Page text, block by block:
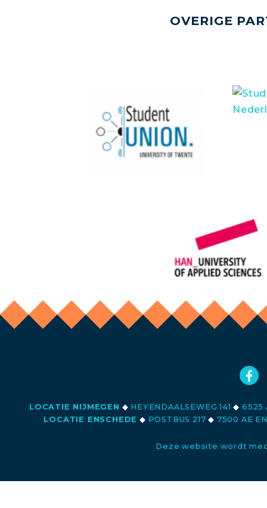
OVERIGE
LOCATIE NIJMEGEN ◆ HEYENDAALSEWEG 141◆ 6525
LOCATIE ENSCHEDE ◆ POSTBUS 217◆ 7500 AE
Deze website wordt